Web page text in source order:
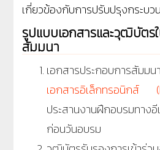
เกี่ยวข้องกับการปรับปรุงกระบว
รูปแบบเอกสารและวุฒิบัตร
สัมมนา
เอกสารประกอบการสัม
เอกสารอิเล็กทรอนิกส์
ประสานงานฝึกอบรมทา
ก่อนวันอบรม